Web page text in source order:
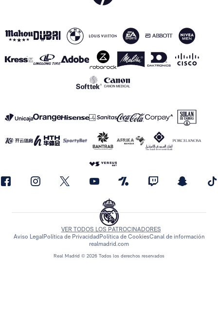
Real Madrid © 2026 Todos los derechos reservados
VER TODOS LOS PATROCINADORES
Aviso LegalPolítica de Privacidad Política de CookiesCanal de información
realmadrid.com